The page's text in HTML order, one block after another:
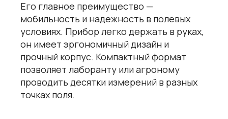
Его главное преимущество —
мобильность и надежность в полевых
условиях. Прибор легко держать в руках,
он имеет эргономичный дизайн и
прочный корпус. Компактный формат
позволяет лаборанту или агроному
проводить десятки измерений в разных
точках поля.